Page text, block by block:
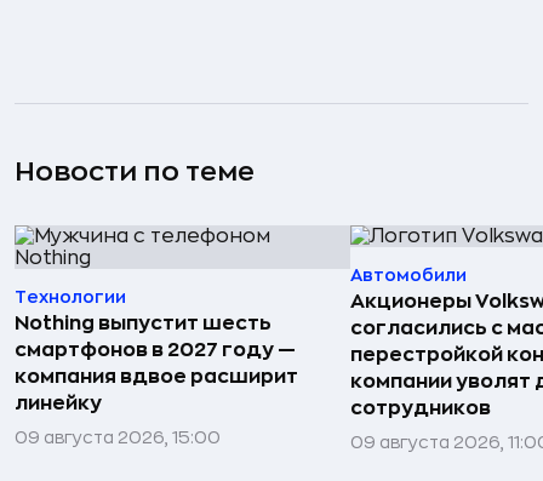
Новости по теме
Технологии
Nothing выпустит шесть
смартфонов в 2027 году —
компания вдвое расширит
линейку
09 августа 2026, 15:00
Автомобили
Акционеры
согласились с
перестройкой
компании уволят
сотрудников
09 августа 2026,